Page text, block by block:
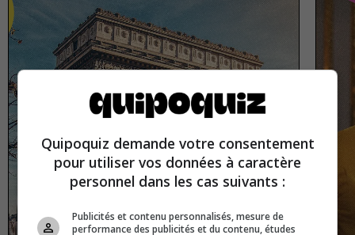
Quipoquiz demande votre consentement
pour utiliser vos données à caractère
personnel dans les cas suivants :
Publicités et contenu personnalisés, mesure de
performance des publicités et du contenu, études